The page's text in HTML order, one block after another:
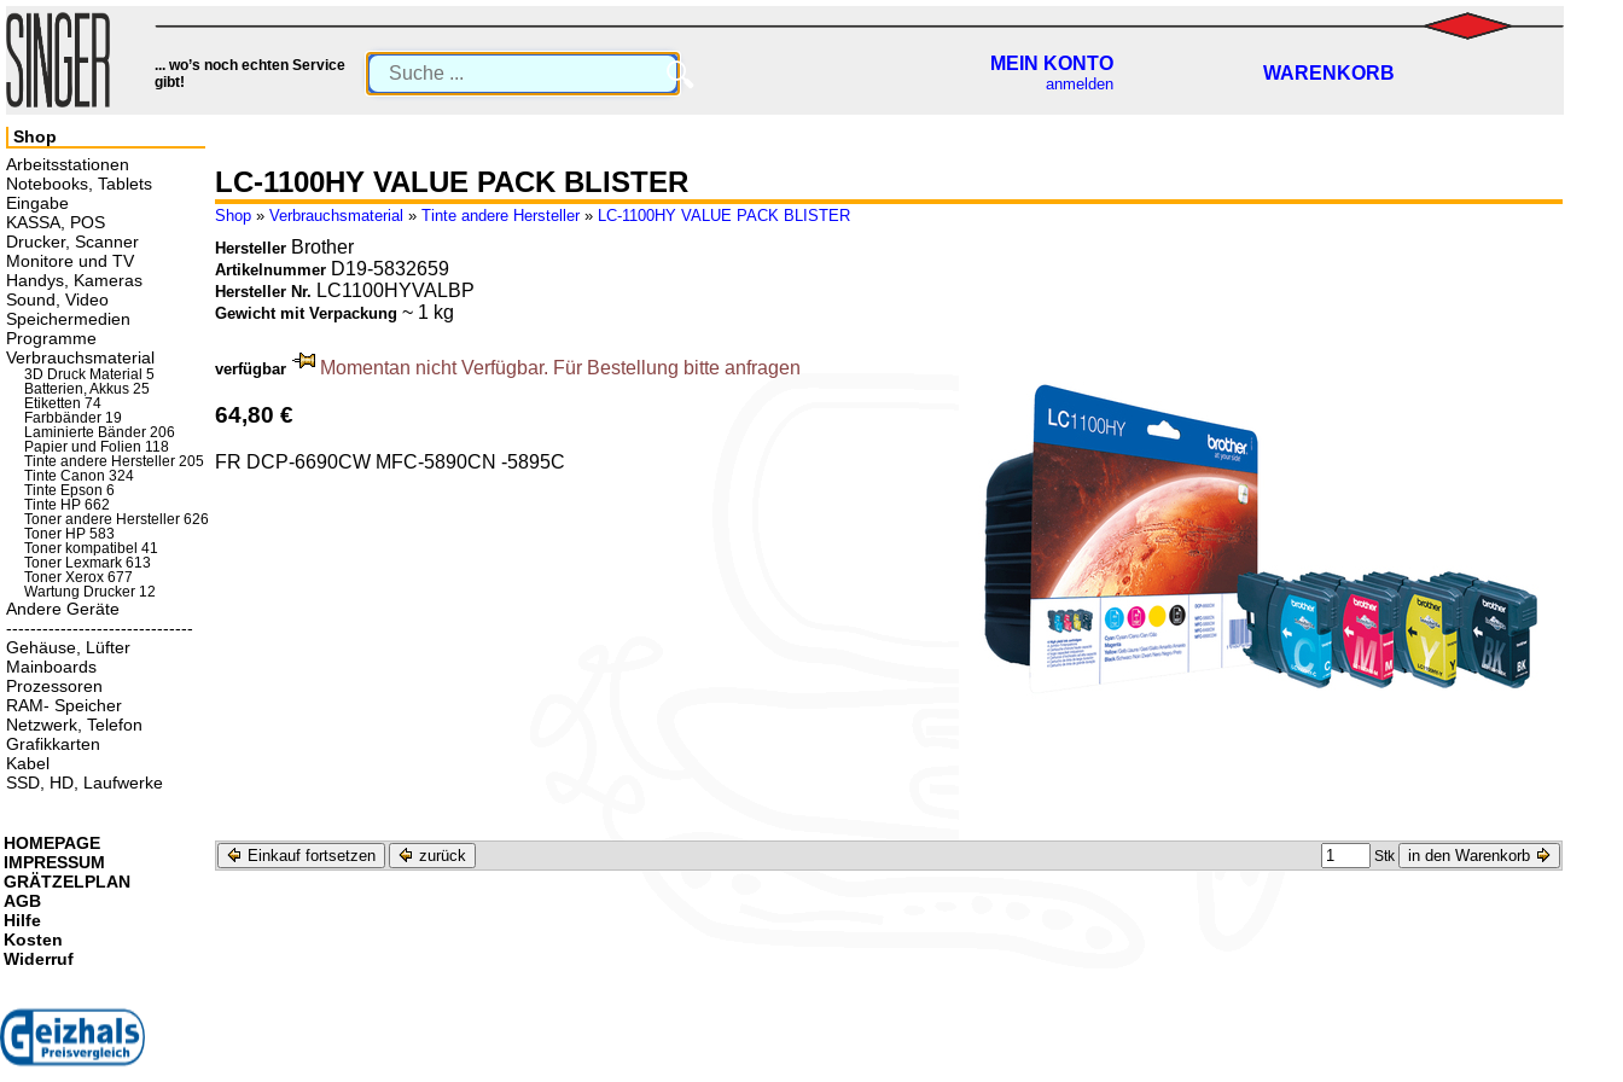
... wo’s noch echten Service
gibt!
🔍 MEIN KONTO
anmelden
WARENKORB
LC-1100HY VALUE PACK BLISTER
Shop » Verbrauchsmaterial » Tinte andere Hersteller» LC-1100HY VALUE PACK BLISTER
Hersteller Brother
Artikelnummer D19-5832659
Hersteller Nr. LC1100HYVALBP
Gewicht mit Verpackung ~ 1 kg
verfügbar Momentan nicht Verfügbar. Für Bestellung bitte anfragen
64,80 €
FR DCP-6690CW MFC-5890CN -5895C
Einkauf fortsetzen zurück Stk in den Warenkorb
Shop
Arbeitsstationen
Notebooks, Tablets
Eingabe
KASSA, POS
Drucker, Scanner
Monitore und TV
Handys, Kameras
Sound, Video
Speichermedien
Programme
Verbrauchsmaterial
3D Druck Material 5
Batterien, Akkus 25
Etiketten 74
Farbbänder 19
Laminierte Bänder 206
Papier und Folien 118
Tinte andere Hersteller 205
Tinte Canon 324
Tinte Epson 6
Tinte HP 662
Toner andere Hersteller 626
Toner HP 583
Toner kompatibel 41
Toner Lexmark 613
Toner Xerox 677
Wartung Drucker 12
Andere Geräte
-------------------------------
Gehäuse, Lüfter
Mainboards
Prozessoren
RAM- Speicher
Netzwerk, Telefon
Grafikkarten
Kabel
SSD, HD, Laufwerke
HOMEPAGE
IMPRESSUM
GRÄTZELPLAN
AGB
Hilfe
Kosten
Widerruf